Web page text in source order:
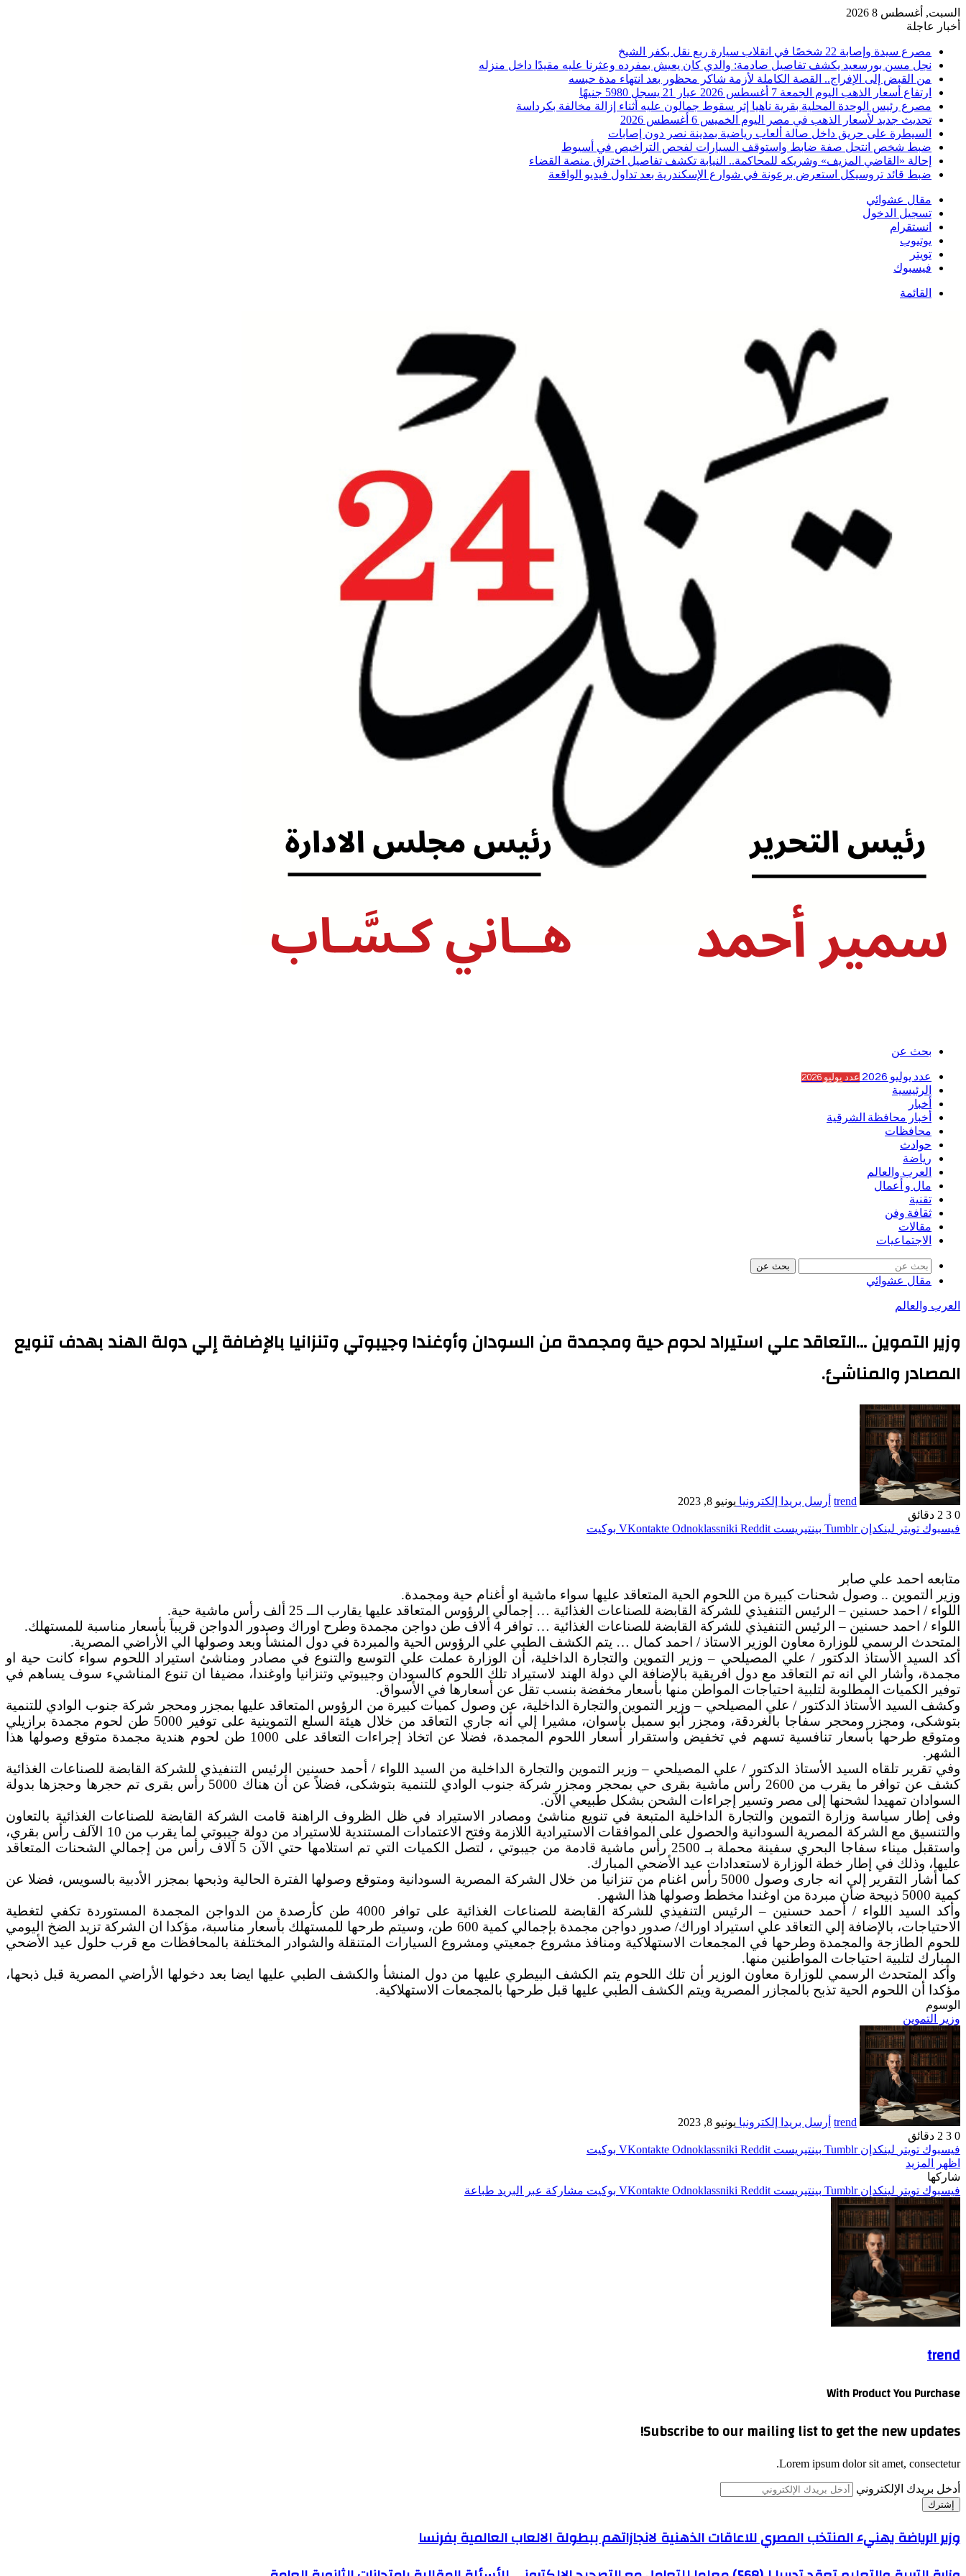
السبت, أغسطس 8 2026
أخبار عاجلة
مصرع سيدة وإصابة 22 شخصًا في انقلاب سيارة ربع نقل بكفر الشيخ
نجل مسن بورسعيد يكشف تفاصيل صادمة: والدي كان يعيش بمفرده وعثرنا عليه مقيدًا داخل منزله
من القبض إلى الإفراج.. القصة الكاملة لأزمة شاكر محظور بعد انتهاء مدة حبسه
ارتفاع أسعار الذهب اليوم الجمعة 7 أغسطس 2026 عيار 21 يسجل 5980 جنيهًا
مصرع رئيس الوحدة المحلية بقرية ناهيا إثر سقوط جمالون عليه أثناء إزالة مخالفة بكرداسة
تحديث جديد لأسعار الذهب في مصر اليوم الخميس 6 أغسطس 2026
السيطرة على حريق داخل صالة ألعاب رياضية بمدينة نصر دون إصابات
ضبط شخص انتحل صفة ضابط واستوقف السيارات لفحص التراخيص في أسيوط
إحالة «القاضي المزيف» وشريكه للمحاكمة.. النيابة تكشف تفاصيل اختراق منصة القضاء
ضبط قائد تروسيكل استعرض برعونة في شوارع الإسكندرية بعد تداول فيديو الواقعة
مقال عشوائي
تسجيل الدخول
انستقرام
يوتيوب
تويتر
فيسبوك
القائمة
بحث عن
عدد يوليو 2026 عدد يوليو 2026
الرئيسية
أخبار
أخبار محافظة الشرقية
محافظات
حوادث
رياضة
العرب والعالم
مال و أعمال
تقنية
ثقافة وفن
مقالات
الاجتماعيات
بحث عن
مقال عشوائي
العرب والعالم
وزير التموين …التعاقد علي استيراد لحوم حية ومجمدة من السودان ‏وأوغندا وجيبوتي وتنزانيا بالإضافة إلي دولة الهند بهدف تنويع
المصادر والمناشئ.
trend أرسل بريدا إلكترونيا يونيو 8, 2023
0
2 دقائق
فيسبوك تويتر لينكدإن بينتيريست Odnoklassniki بوكيت
متابعه احمد علي صابر
وزير التموين .. وصول شحنات كبيرة من اللحوم الحية المتعاقد عليها ‏سواء ماشية او أغنام حية ومجمدة.
اللواء / احمد حسنين – الرئيس التنفيذي للشركة القابضة للصناعات الغذائية … إجمالي ‏الرؤوس المتعاقد عليها يقارب الــ 25 ألف رأس ماشية حية.‏
اللواء / احمد حسنين – الرئيس التنفيذي للشركة القابضة للصناعات الغذائية … توافر 4 ألاف ‏طن دواجن مجمدة وطرح اوراك وصدور الدواجن قريباَ بأسعار مناسبة للمستهلك.‏
المتحدث الرسمي للوزارة معاون الوزير الاستاذ / احمد كمال … يتم الكشف ‏الطبي علي الرؤوس الحية والمبردة في دول المنشأ وبعد وصولها الي ‏الأراضي المصرية.
أكد السيد الأستاذ الدكتور / علي المصيلحي – وزير التموين والتجارة ‏الداخلية، أن الوزارة عملت علي التوسع والتنوع في مصادر ومناشئ استيراد اللحوم سواء ‏كانت حية او
مجمدة، وأشار الي انه تم التعاقد مع دول افريقية بالإضافة الي ‏دولة الهند لاستيراد تلك اللحوم كالسودان وجيبوتي وتنزانيا واوغندا، ‏مضيفا ان تنوع المناشيء سوف يساهم في
توفير الكميات المطلوبة لتلبية ‏احتياجات المواطن منها بأسعار مخفضة بنسب تقل عن أسعارها في الأسواق.
وكشف السيد الأستاذ الدكتور / علي المصيلحي – وزير التموين ‏والتجارة الداخلية، عن وصول كميات كبيرة من الرؤوس المتعاقد عليها ‏بمجزر ومحجر شركة جنوب الوادي للتنمية
بتوشكى، ومجزر ومحجر سفاجا بالغردقة، ومجزر أبو ‏سمبل بأسوان، مشيرا إلي أنه جاري التعاقد من خلال هيئة السلع التموينية على توفير 5000 طن لحوم مجمدة برازيلي
ومتوقع طرحها بأسعار تنافسية تسهم في تخفيض واستقرار أسعار اللحوم المجمدة، فضلا عن اتخاذ إجراءات التعاقد على 1000 طن لحوم هندية مجمدة متوقع وصولها ‏هذا
الشهر.
وفي تقرير تلقاه السيد الأستاذ الدكتور / علي المصيلحي – وزير التموين ‏والتجارة الداخلية من السيد اللواء / أحمد حسنين الرئيس التنفيذي للشركة القابضة للصناعات الغذائية
‏كشف عن توافر ما يقرب من 2600 رأس ماشية بقرى حي بمحجر ومجزر شركة جنوب الوادي للتنمية بتوشكى، فضلاً عن أن هناك 5000 رأس بقرى تم حجرها وحجزها بدولة
السوادان تمهيدا لشحنها إلى مصر وتسير إجراءات الشحن بشكل طبيعي الآن.
وفى إطار سياسة وزارة التموين والتجارة الداخلية المتبعة في تنويع مناشئ ومصادر الاستيراد في ظل الظروف الراهنة قامت الشركة القابضة للصناعات الغذائية بالتعاون
والتنسيق مع الشركة المصرية السودانية والحصول على الموافقات الاستيرادية اللازمة وفتح الاعتمادات المستندية للاستيراد من دولة جيبوتي لما يقرب من 10 الآلف رأس بقري،
واستقبل ميناء سفاجا البحري سفينة محملة بـ 2500 رأس ماشية قادمة من جيبوتي ، لتصل الكميات التي تم استلامها حتي الآن 5 آلاف رأس من إجمالي الشحنات المتعاقد
عليها، وذلك في إطار خطة الوزارة لاستعدادات عيد الأضحي المبارك.
كما أشار التقرير إلى انه جارى وصول 5000 رأس اغنام من تنزانيا من خلال الشركة المصرية السودانية ومتوقع وصولها الفترة الحالية وذبحها بمجزر الأدبية بالسويس، فضلا عن
كمية 5000 ذبيحة ضأن مبردة من اوغندا مخطط وصولها هذا الشهر.
وأكد السيد اللواء / أحمد حسنين – الرئيس التنفيذي للشركة القابضة للصناعات ‏الغذائية على توافر 4000 طن كأرصدة من الدواجن المجمدة المستوردة تكفي لتغطية
الاحتياجات، بالإضافة إلي التعاقد علي ‏استيراد اوراك/ صدور دواجن مجمدة بإجمالي كمية 600 طن، وسيتم طرحها للمستهلك بأسعار مناسبة، مؤكدا ان الشركة تزيد الضخ اليومي
للحوم الطازجة والمجمدة وطرحها في المجمعات الاستهلاكية ومنافذ مشروع جمعيتي ومشروع السيارات المتنقلة والشوادر المختلفة بالمحافظات مع قرب حلول عيد الأضحي
المبارك لتلبية احتياجات المواطنين منها.‏
‏ وأكد المتحدث الرسمي للوزارة معاون الوزير أن تلك اللحوم يتم الكشف ‏البيطري عليها من دول المنشأ والكشف الطبي عليها ايضا بعد دخولها ‏الأراضي المصرية قبل ذبحها،
مؤكدا أن اللحوم الحية تذبح بالمجازر ‏المصرية ويتم الكشف الطبي عليها قبل طرحها بالمجمعات الاستهلاكية.‏
الوسوم
وزير التموين
trend أرسل بريدا إلكترونيا يونيو 8, 2023
0
2 دقائق
فيسبوك تويتر لينكدإن بينتيريست Odnoklassniki
بوكيت
اظهر المزيد
شاركها
فيسبوك تويتر لينكدإن بينتيريست Odnoklassniki بوكيت مشاركة عبر البريد طباعة
trend
With Product You Purchase
Subscribe to our mailing list to get the new updates!
Lorem ipsum dolor sit amet, consectetur.
أدخل بريدك الإلكتروني
وزير الرياضة يهنيء المنتخب المصري للاعاقات الذهنية لانجازاتهم ببطولة الالعاب العالمية بفرنسا